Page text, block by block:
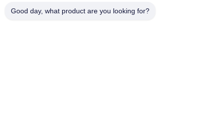
Good day, what product are you looking for?